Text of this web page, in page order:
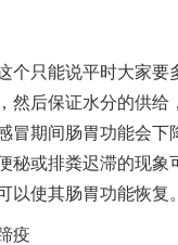
只能说平时大家要
然后保证水分的供给
冒期间肠胃功能会下
秘或排粪迟滞的现象
以使其肠胃功能恢复。
疫